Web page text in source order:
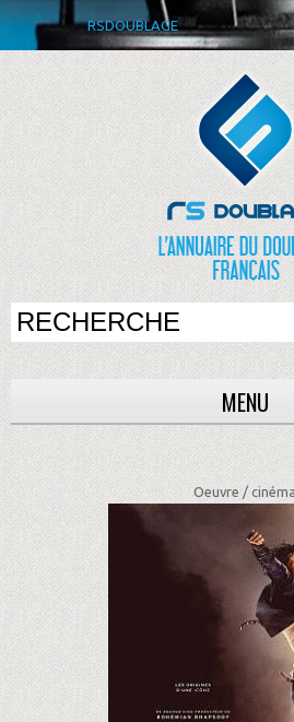
RSDOUBLAGE
MENU
Oeuvre /cinéma